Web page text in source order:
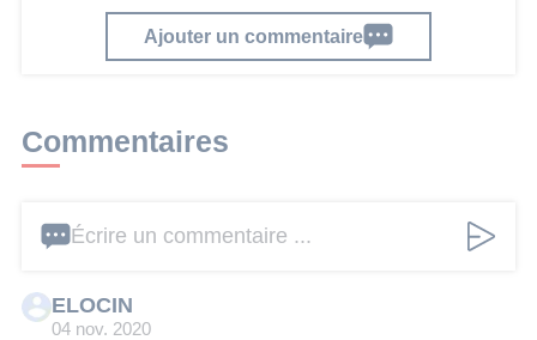
Ajouter un commentaire
Commentaires
Écrire un commentaire ...
ELOCIN
04 nov. 2020